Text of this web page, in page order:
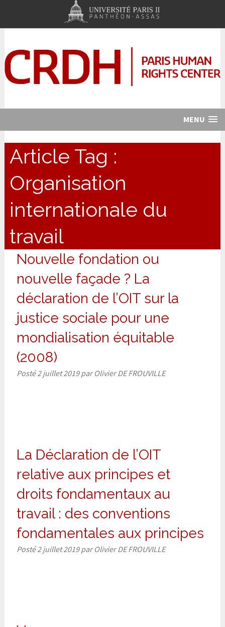
MENU
Article Tag :
Organisation
internationale du
travail
Nouvelle fondation ou
nouvelle façade ? La
déclaration de l’OIT sur la
justice sociale pour une
mondialisation équitable
(2008)
Posté2 juillet 2019 par Olivier DE FROUVILLE
La Déclaration de l’OIT
relative aux principes et
droits fondamentaux au
travail : des conventions
fondamentales aux principes
Posté2 juillet 2019 par Olivier DE FROUVILLE